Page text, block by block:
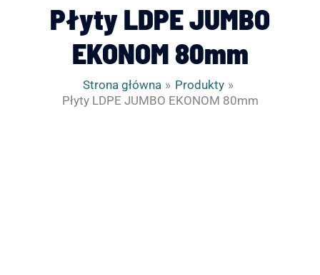
Płyty LDPE JUMBO
EKONOM 80mm
Strona główna
Produkty
Płyty LDPE JUMBO EKONOM 80mm